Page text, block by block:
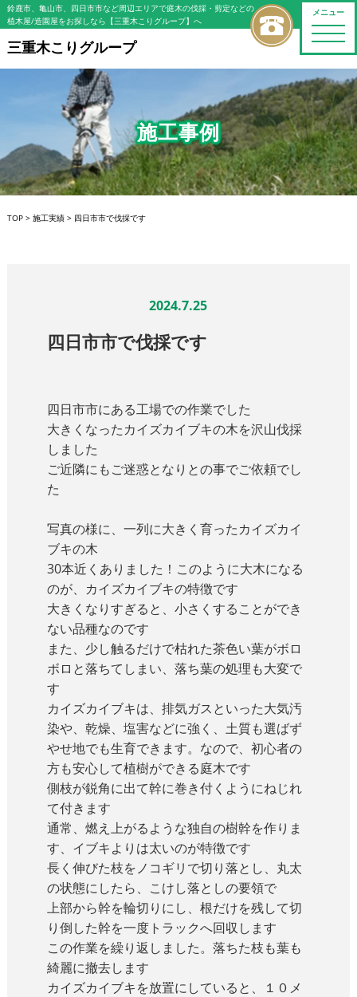
メニュー
toggle
鈴鹿市、亀山市、四日市市など周辺エリアで庭木の伐採・剪定などの
植木屋/造園屋をお探しなら【三重木こりグループ】へ
三重木こりグループ
施工事例
TOP> 施工実績> 四日市市で伐採です
2024.7.25
四日市市で伐採です
四日市市にある工場での作業でした
大きくなったカイズカイブキの木を沢山伐採
しました
ご近隣にもご迷惑となりとの事でご依頼でし
た
写真の様に、一列に大きく育ったカイズカイ
ブキの木
30本近くありました！このように大木になる
のが、カイズカイブキの特徴です
大きくなりすぎると、小さくすることができ
ない品種なのです
また、少し触るだけで枯れた茶色い葉がボロ
ボロと落ちてしまい、落ち葉の処理も大変で
す
カイズカイブキは、排気ガスといった大気汚
染や、乾燥、塩害などに強く、土質も選ばず
やせ地でも生育できます。なので、初心者の
方も安心して植樹ができる庭木です
側枝が鋭角に出て幹に巻き付くようにねじれ
て付きます
通常、燃え上がるような独自の樹幹を作りま
す、イブキよりは太いのが特徴です
長く伸びた枝をノコギリで切り落とし、丸太
の状態にしたら、こけし落としの要領で
上部から幹を輪切りにし、根だけを残して切
り倒した幹を一度トラックへ回収します
この作業を繰り返しました。落ちた枝も葉も
綺麗に撤去します
カイズカイブキを放置にしていると、１０メ